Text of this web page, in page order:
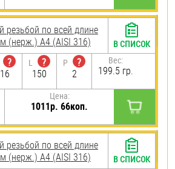
резьбой по всей длине
(нерж.) A4 (AISI 316)
?
16
L
?
150
P
?
2
Вес:
199.5 гр.
Цена:
1011р. 66коп.
В СПИСОК
резьбой по всей длине
(нерж.) A4 (AISI 316)
В СПИСОК